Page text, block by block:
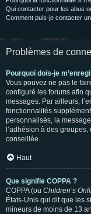
Qui contacter pour les abus
Comment puis-je contacter
Problèmes de
Pourquoi dois-je
Vous pouvez ne pas le
configuré les forums afin
messages. Par ailleurs,
fonctionnalités
personnalisés, la
l’adhésion à des
conseillée.
Haut
Que signifie COPPA ?
COPPA (ou Children’s
États-Unis qui dit que les
mineurs de moins de 13